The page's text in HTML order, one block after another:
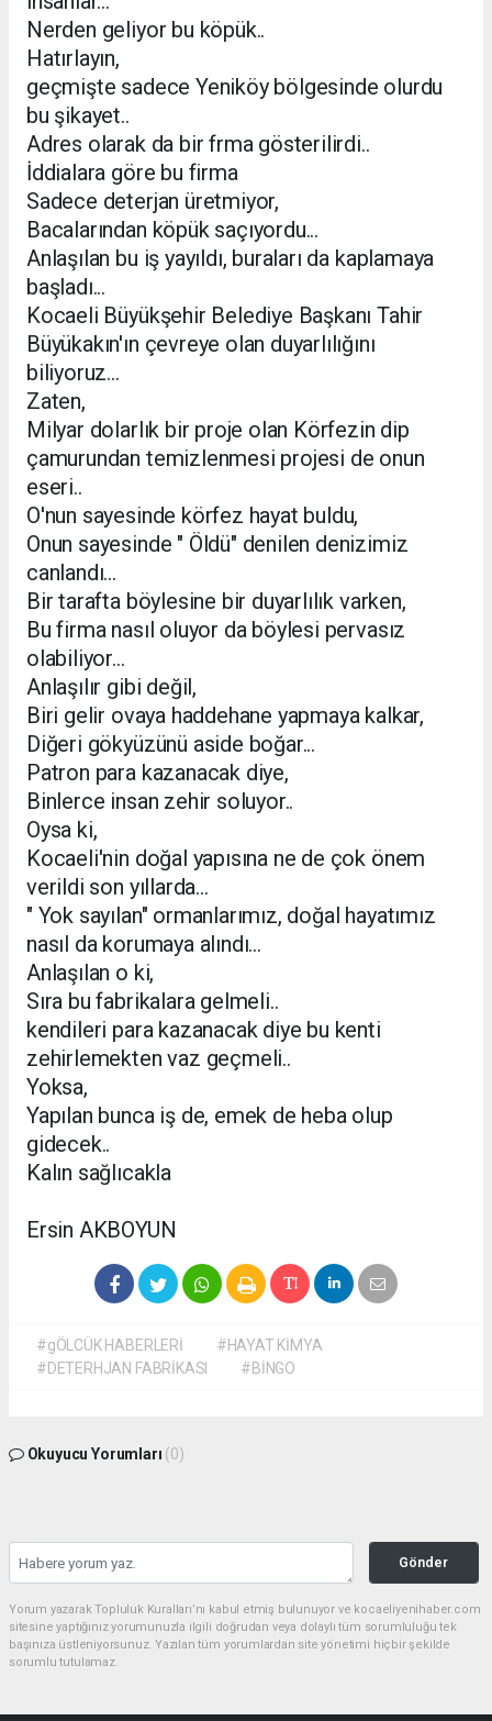
Nerden geliyor bu köpük..
Hatırlayın,
geçmişte sadece Yeniköy bölgesinde olurdu
bu şikayet..
Adres olarak da bir frma gösterilirdi..
İddialara göre bu firma
Sadece deterjan üretmiyor,
Bacalarından köpük saçıyordu...
Anlaşılan bu iş yayıldı, buraları da kaplamaya
başladı...
Kocaeli Büyükşehir Belediye Başkanı Tahir
Büyükakın'ın çevreye olan duyarlılığını
biliyoruz...
Zaten,
Milyar dolarlık bir proje olan Körfezin dip
çamurundan temizlenmesi projesi de onun
eseri..
O'nun sayesinde körfez hayat buldu,
Onun sayesinde " Öldü" denilen denizimiz
canlandı...
Bir tarafta böylesine bir duyarlılık varken,
Bu firma nasıl oluyor da böylesi pervasız
olabiliyor...
Anlaşılır gibi değil,
Biri gelir ovaya haddehane yapmaya kalkar,
Diğeri gökyüzünü aside boğar...
Patron para kazanacak diye,
Binlerce insan zehir soluyor..
Oysa ki,
Kocaeli'nin doğal yapısına ne de çok önem
verildi son yıllarda...
" Yok sayılan" ormanlarımız, doğal hayatımız
nasıl da korumaya alındı...
Anlaşılan o ki,
Sıra bu fabrikalara gelmeli..
kendileri para kazanacak diye bu kenti
zehirlemekten vaz geçmeli..
Yoksa,
Yapılan bunca iş de, emek de heba olup
gidecek..
Kalın sağlıcakla
​Ersin AKBOYUN
#gÖLCÜK HABERLERİ
#HAYAT KİMYA
#DETERHJAN FABRİKASI
#BİNGO
Okuyucu Yorumları (0)
Gönder
Yorum yazarak Topluluk Kuralları’nı kabul etmiş bulunuyor ve kocaeliyenihaber.com
sitesine yaptığınız yorumunuzla ilgili doğrudan veya dolaylı tüm sorumluluğu tek
başınıza üstleniyorsunuz. Yazılan tüm yorumlardan site yönetimi hiçbir şekilde
sorumlu tutulamaz.